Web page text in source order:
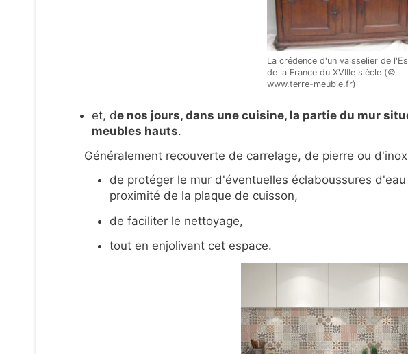
La crédence d'un vaisselier de
de la France du XVIIIe siècle (©
www.terre-meuble.fr)
et, de nos jours, dans une cuisine, la partie du mur
meubles hauts.
Généralement recouverte de carrelage, de pierre ou
de protéger le mur d'éventuelles éclaboussures
proximité de la plaque de cuisson,
de faciliter le nettoyage,
tout en enjolivant cet espace.